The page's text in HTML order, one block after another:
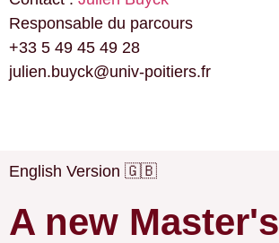
Responsable du parcours
+33 5 49 45 49 28
julien.buyck@univ-poitiers.fr
English Version 🇬🇧
A new Master's